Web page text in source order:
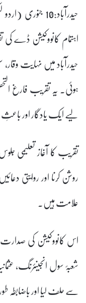
حیدرآباد:10
اہتمام کانووکیشن ڈے
حیدرآباد میں نہایت
ہوئی۔ یہ تقریب فارغ
لیے ایک یادگار اور
تقریب کا آغاز تعلیمی
روشن کرنا اور روایتی
علامت ہیں۔
اس کانووکیشن کی صدارت
شعبۂ سول انجینئرنگ،
سے حلف لیا اور باضابطہ